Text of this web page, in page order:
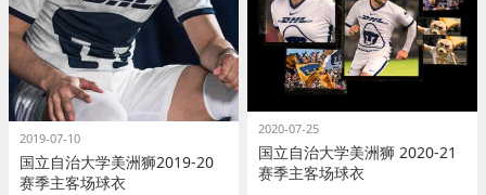
2020-07-25
国立自治大学美洲狮 2020-21
赛季主客场球衣
2019-07-10
国立自治大学美洲狮2019-20
赛季主客场球衣